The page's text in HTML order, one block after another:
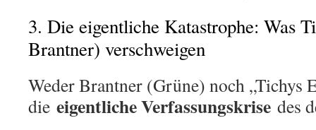
3. Die eigentliche Katastrophe: Was
Brantner) verschweigen
Weder Brantner (Grüne) noch „Tichys
die eigentliche Verfassungskrise des